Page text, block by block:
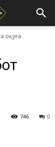
оқуға
0
746